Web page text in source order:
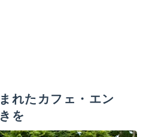
れたカフェ・エン
を